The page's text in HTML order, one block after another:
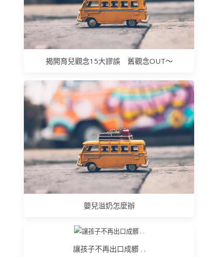
揭開育兒觀念15大謬誤 舊觀念OUT～
嬰兒溢奶怎麼辦
讓孩子不再出口成髒 . .